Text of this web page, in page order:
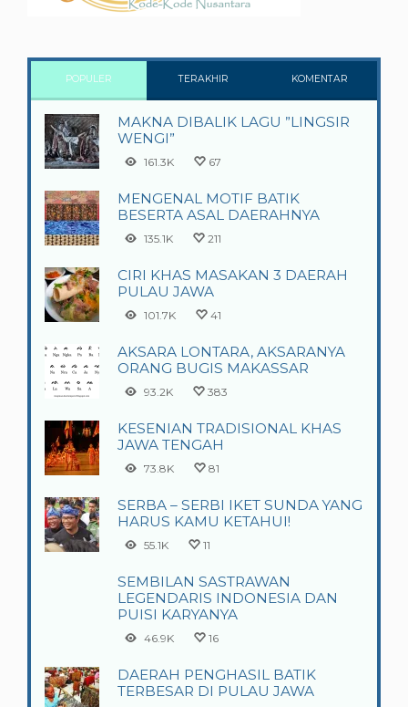
POPULER TERAKHIR KOMENTAR
MAKNA DIBALIK LAGU ”LINGSIR
WENGI”
161.3K 67
MENGENAL MOTIF BATIK
BESERTA ASAL DAERAHNYA
135.1K 211
CIRI KHAS MASAKAN 3 DAERAH
PULAU JAWA
101.7K 41
AKSARA LONTARA, AKSARANYA
ORANG BUGIS MAKASSAR
93.2K 383
KESENIAN TRADISIONAL KHAS
JAWA TENGAH
73.8K 81
SERBA – SERBI IKET SUNDA YANG
HARUS KAMU KETAHUI!
55.1K 11
SEMBILAN SASTRAWAN
LEGENDARIS INDONESIA DAN
PUISI KARYANYA
46.9K 16
DAERAH PENGHASIL BATIK
TERBESAR DI PULAU JAWA